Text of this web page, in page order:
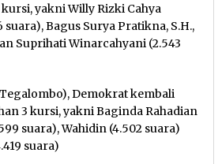
yakni Willy Rizki Cahya
suara), Bagus Surya Pratikna, S.H.,
Suprihati Winarcahyani (2.543
Demokrat kembali
3 kursi, yakni Baginda Rahadian
suara), Wahidin (4.502 suara)
suara)